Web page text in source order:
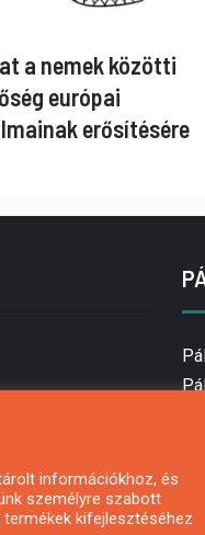
a nemek közötti
európai
erősítésére
információkhoz, és
személyre szabott
kifejlesztéséhez